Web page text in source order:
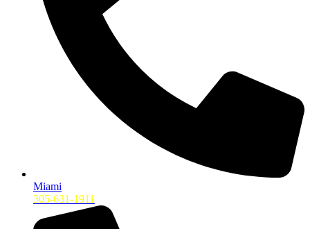
Miami
305-631-1911